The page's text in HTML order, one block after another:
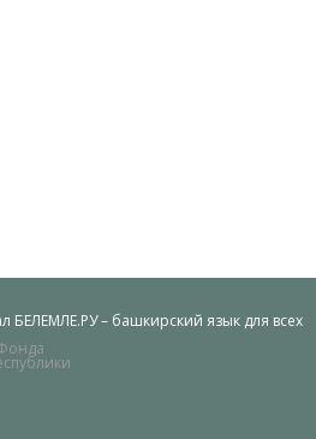
– башкирский язык для всех